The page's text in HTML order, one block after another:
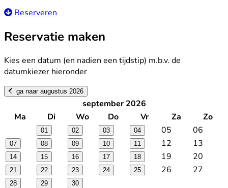
Reserveren
Reservatie maken
Kies een datum (en nadien een tijdstip) m.b.v. de
datumkiezer hieronder
ga naar augustus 2026
september 2026
Ma
Di Wo Do Vr Za Zo
01 02 03 04 05 06
07 08 09 10 11 12 13
14 15 16 17 18 19 20
21 22 23 24 25 26 27
28 29
30